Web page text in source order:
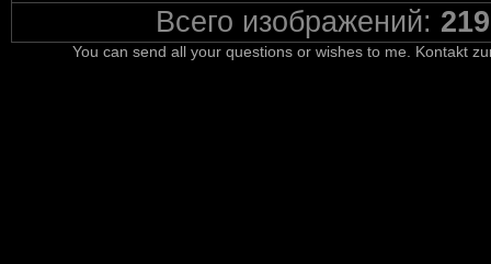
Всего изображений: 219
You can send all your questions or wishes to me. Kontakt